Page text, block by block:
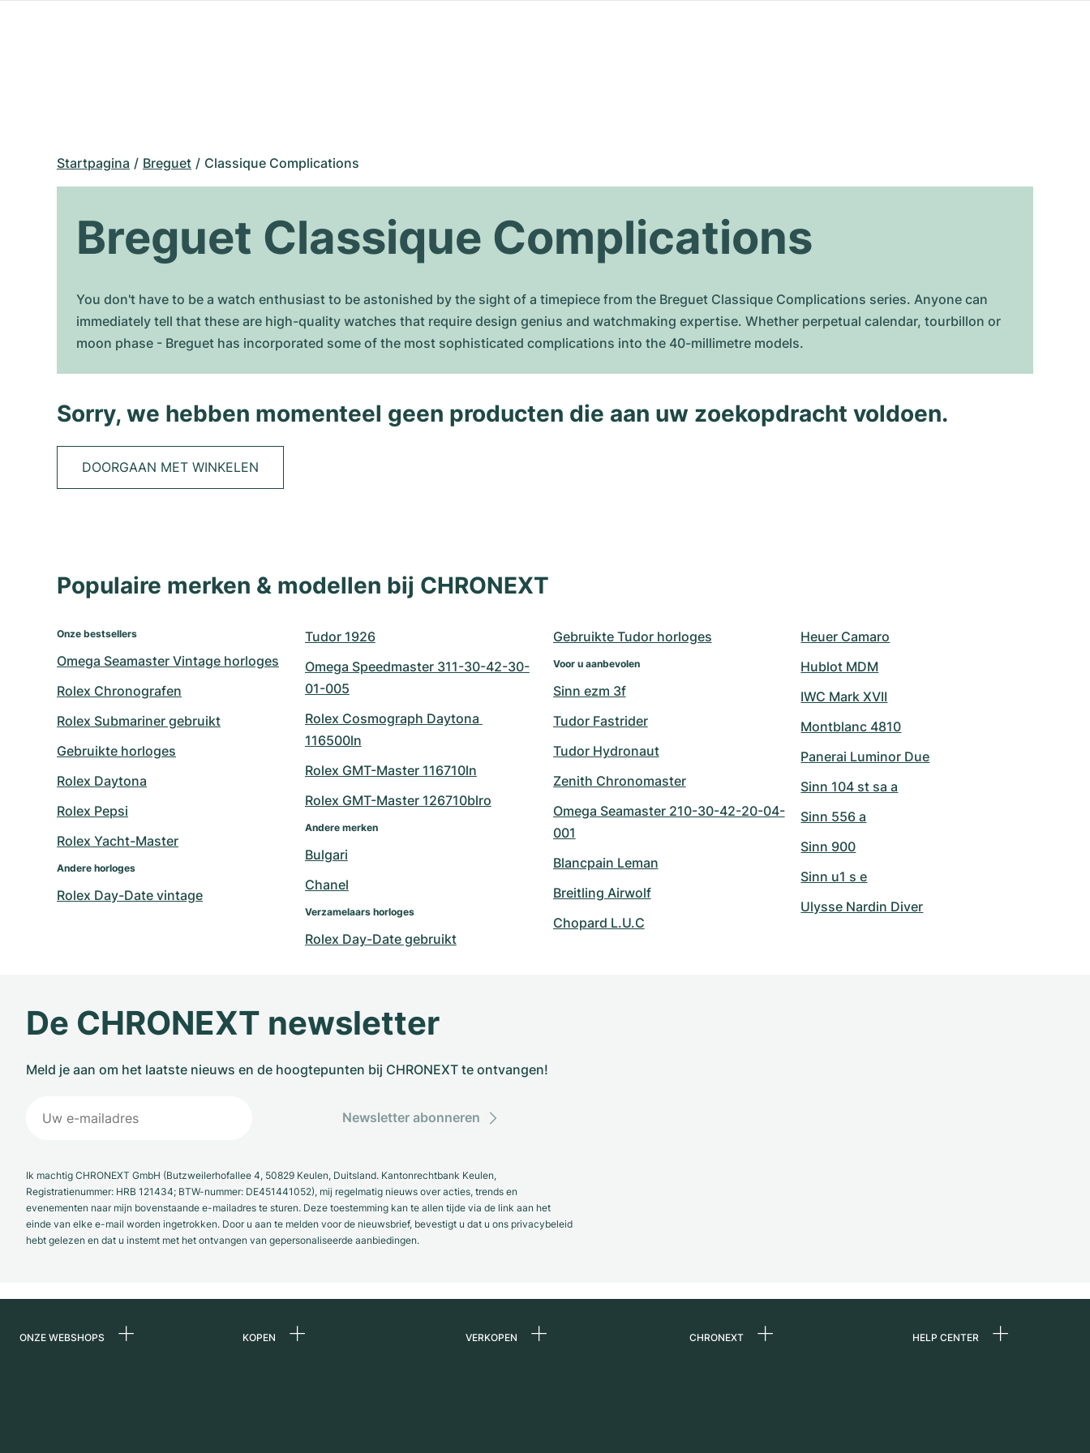
Startpagina Breguet Classique Complications
Breguet Classique Complications
You don't have to be a watch enthusiast to be astonished by the sight of a timepiece from the Breguet Classique Complications series. Anyone can
immediately tell that these are high-quality watches that require design genius and watchmaking expertise. Whether perpetual calendar, tourbillon or
moon phase - Breguet has incorporated some of the most sophisticated complications into the 40-millimetre models.
Sorry, we hebben momenteel geen producten die aan uw zoekopdracht voldoen.
DOORGAAN MET WINKELEN
Populaire merken & modellen bij CHRONEXT
Onze bestsellers
Omega Seamaster Vintage horloges
Rolex Chronografen
Rolex Submariner gebruikt
Gebruikte horloges
Rolex Daytona
Rolex Pepsi
Rolex Yacht-Master
Andere horloges
Rolex Day-Date vintage
Tudor 1926
Omega Speedmaster 311-30-42-30-
01-005
Rolex Cosmograph Daytona
116500ln
Rolex GMT-Master 116710ln
Rolex GMT-Master 126710blro
Andere merken
Bulgari
Chanel
Verzamelaars horloges
Rolex Day-Date gebruikt
Gebruikte Tudor horloges
Voor u aanbevolen
Sinn ezm 3f
Tudor Fastrider
Tudor Hydronaut
Zenith Chronomaster
Omega Seamaster 210-30-42-20-04-
001
Blancpain Leman
Breitling Airwolf
Chopard L.U.C
Heuer Camaro
Hublot MDM
IWC Mark XVII
Montblanc 4810
Panerai Luminor Due
Sinn 104 st sa a
Sinn 556 a
Sinn 900
Sinn u1 s e
Ulysse Nardin Diver
De CHRONEXT newsletter
Meld je aan om het laatste nieuws en de hoogtepunten bij CHRONEXT te ontvangen!
Newsletter abonneren
Ik machtig CHRONEXT GmbH (Butzweilerhofallee 4, 50829 Keulen, Duitsland. Kantonrechtbank Keulen,
Registratienummer: HRB 121434; BTW-nummer: DE451441052), mij regelmatig nieuws over acties, trends en
evenementen naar mijn bovenstaande e-mailadres te sturen. Deze toestemming kan te allen tijde via de link aan het
einde van elke e-mail worden ingetrokken. Door u aan te melden voor de nieuwsbrief, bevestigt u dat u ons privacybeleid
hebt gelezen en dat u instemt met het ontvangen van gepersonaliseerde aanbiedingen.
ONZE WEBSHOPS KOPEN VERKOPEN CHRONEXT HELP CENTER